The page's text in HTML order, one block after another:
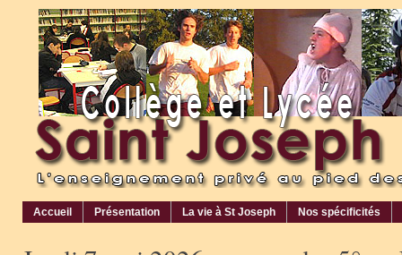
Accueil Présentation La vie à St Joseph Nos spécificités